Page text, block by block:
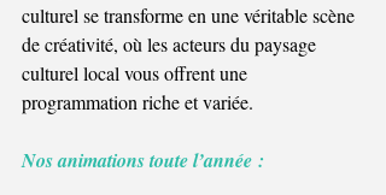
culturel se transforme en une véritable scène
de créativité, où les acteurs du paysage
culturel local vous offrent une
programmation riche et variée.
Nos animations toute l’année :